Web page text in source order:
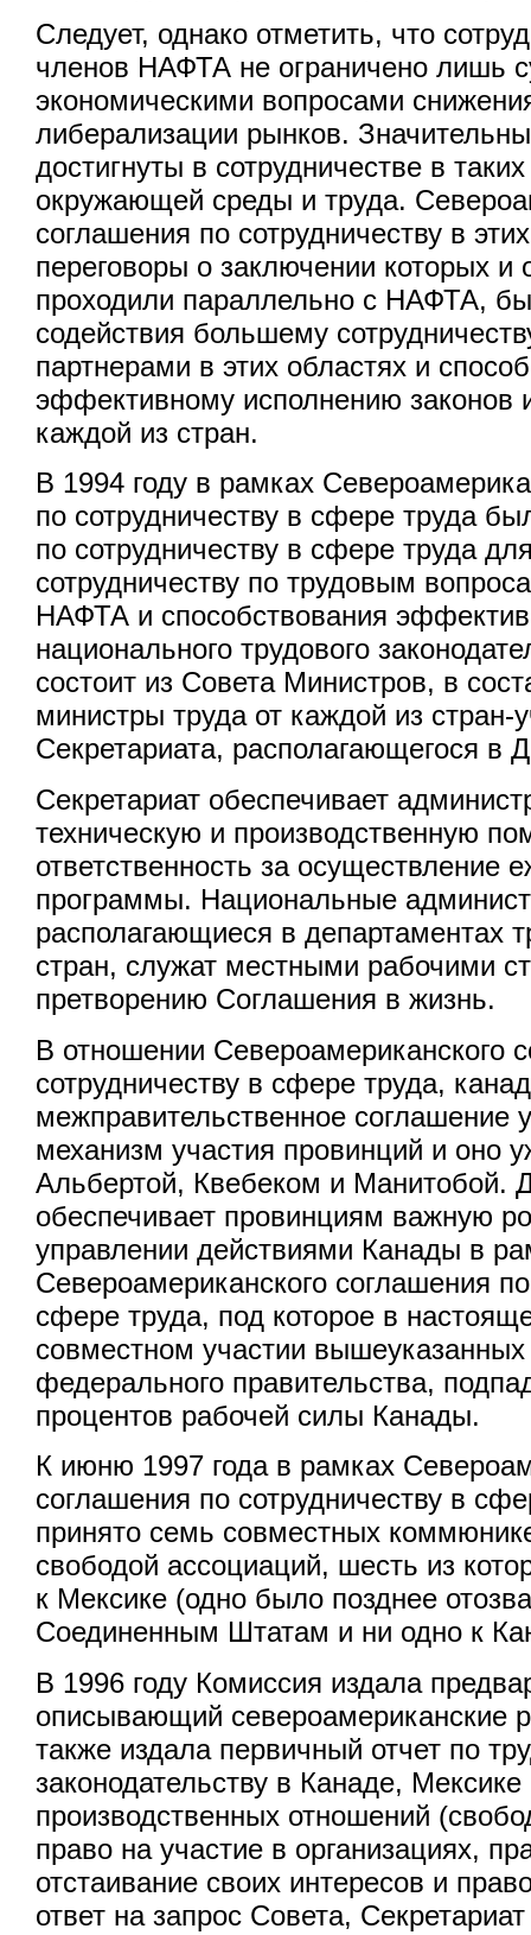
Следует, однако отметить, что
членов НАФТА не ограничено лишь
экономическими вопросами
либерализации рынков.
достигнуты в сотрудничестве в
окружающей среды и труда.
соглашения по сотрудничеству в
переговоры о заключении которых и
проходили параллельно с НАФТА,
содействия большему
партнерами в этих областях и
эффективному исполнению законов
каждой из стран.
В 1994 году в рамках
по сотрудничеству в сфере труда
по сотрудничеству в сфере труда
сотрудничеству по трудовым
НАФТА и способствования
национального трудового
состоит из Совета Министров, в
министры труда от каждой из стран-
Секретариата, располагающегося в
Секретариат обеспечивает
техническую и производственную
ответственность за осуществление
программы. Национальные
располагающиеся в департаментах
стран, служат местными рабочими
претворению Соглашения в жизнь.
В отношении Североамериканского
сотрудничеству в сфере труда,
межправительственное соглашение
механизм участия провинций и оно
Альбертой, Квебеком и Манитобой.
обеспечивает провинциям важную
управлении действиями Канады в
Североамериканского соглашения
сфере труда, под которое в
совместном участии
федерального правительства,
процентов рабочей силы Канады.
К июню 1997 года в рамках
соглашения по сотрудничеству в
принято семь совместных
свободой ассоциаций, шесть из
к Мексике (одно было позднее
Соединенным Штатам и ни одно к
В 1996 году Комиссия издала
описывающий североамериканские
также издала первичный отчет по
законодательству в Канаде,
производственных отношений
право на участие в организациях,
отстаивание своих интересов и
ответ на запрос Совета,